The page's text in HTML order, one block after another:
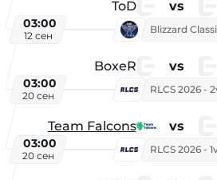
ToD vs
03:00
12 сен
BoxeR vs
03:00
20 сен
Team Falcons vs
03:00
20 сен